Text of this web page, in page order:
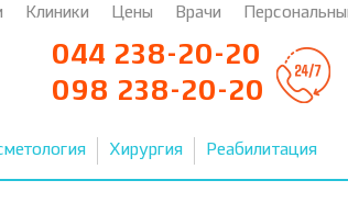
Клиники Цены Врачи
044 238-20-20
098 238-20-20
Хирургия Реабилитация